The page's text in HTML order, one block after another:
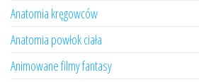
Anatomia kręgowców
Anatomia powłok ciała
Animowane filmy fantasy